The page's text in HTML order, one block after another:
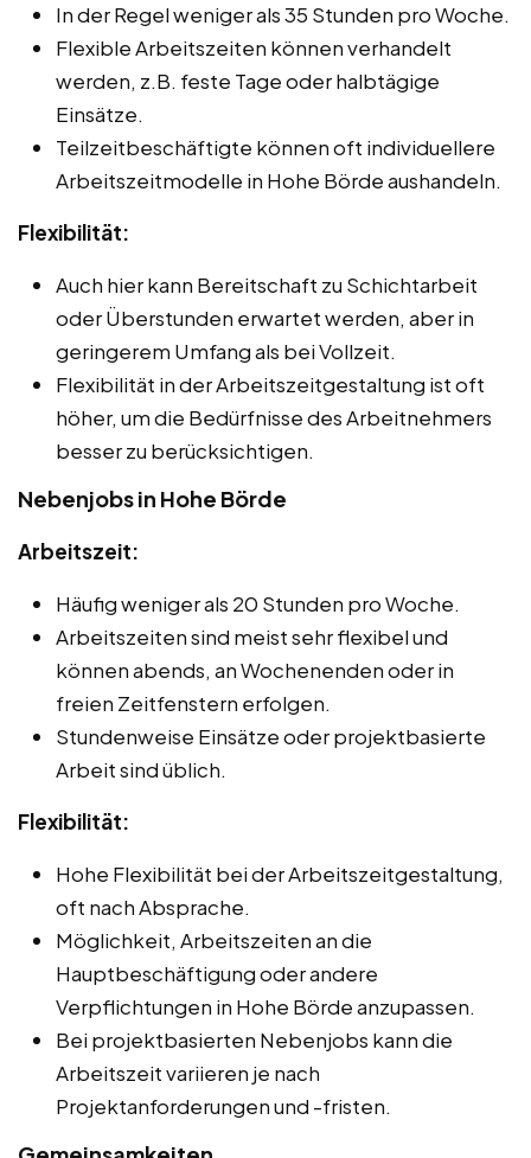
In der Regel weniger als 35 Stunden pro Woche.
Flexible Arbeitszeiten können verhandelt
werden, z.B. feste Tage oder halbtägige
Einsätze.
Teilzeitbeschäftigte können oft individuellere
Arbeitszeitmodelle in Hohe Börde aushandeln.
Flexibilität:
Auch hier kann Bereitschaft zu Schichtarbeit
oder Überstunden erwartet werden, aber in
geringerem Umfang als bei Vollzeit.
Flexibilität in der Arbeitszeitgestaltung ist oft
höher, um die Bedürfnisse des Arbeitnehmers
besser zu berücksichtigen.
Nebenjobs in Hohe Börde
Arbeitszeit:
Häufig weniger als 20 Stunden pro Woche.
Arbeitszeiten sind meist sehr flexibel und
können abends, an Wochenenden oder in
freien Zeitfenstern erfolgen.
Stundenweise Einsätze oder projektbasierte
Arbeit sind üblich.
Flexibilität:
Hohe Flexibilität bei der Arbeitszeitgestaltung,
oft nach Absprache.
Möglichkeit, Arbeitszeiten an die
Hauptbeschäftigung oder andere
Verpflichtungen in Hohe Börde anzupassen.
Bei projektbasierten Nebenjobs kann die
Arbeitszeit variieren je nach
Projektanforderungen und -fristen.